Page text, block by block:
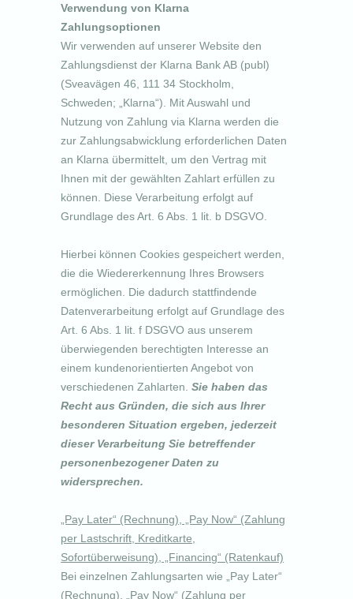
Verwendung von Klarna
Zahlungsoptionen
Wir verwenden auf unserer Website den
Zahlungsdienst der Klarna Bank AB (publ)
(Sveavägen 46, 111 34 Stockholm,
Schweden; „Klarna“). Mit Auswahl und
Nutzung von Zahlung via Klarna werden die
zur Zahlungsabwicklung erforderlichen Daten
an Klarna übermittelt, um den Vertrag mit
Ihnen mit der gewählten Zahlart erfüllen zu
können. Diese Verarbeitung erfolgt auf
Grundlage des Art. 6 Abs. 1 lit. b DSGVO.
Hierbei können Cookies gespeichert werden,
die die Wiedererkennung Ihres Browsers
ermöglichen. Die dadurch stattfindende
Datenverarbeitung erfolgt auf Grundlage des
Art. 6 Abs. 1 lit. f DSGVO aus unserem
überwiegenden berechtigten Interesse an
einem kundenorientierten Angebot von
verschiedenen Zahlarten.Sie haben das
Recht aus Gründen, die sich aus Ihrer
besonderen Situation ergeben, jederzeit
dieser Verarbeitung Sie betreffender
personenbezogener Daten zu
widersprechen.
„Pay Later“ (Rechnung), „Pay Now“ (Zahlung
per Lastschrift, Kreditkarte,
Sofortüberweisung), „Financing“ (Ratenkauf)
Bei einzelnen Zahlungsarten wie
Pay Later“
(Rechnung), „Pay Now“ (Zahlung per